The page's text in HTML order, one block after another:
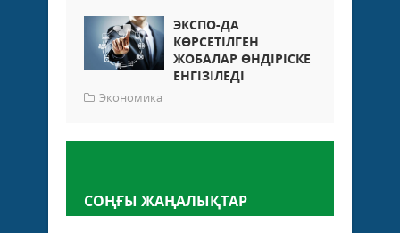
ЭКСПО-ДА
КӨРСЕТІЛГЕН
ЖОБАЛАР ӨНДІРІСКЕ
ЕНГІЗІЛЕДІ
Экономика
СОҢҒЫ ЖАҢАЛЫҚТАР